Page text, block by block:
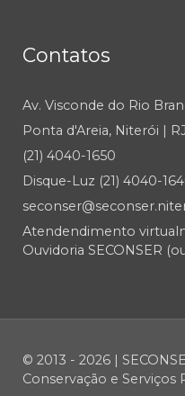
Contatos
Av. Visconde do Rio
Ponta d'Areia, Niterói | RJ
(21) 4040-1650
Disque-Luz (21) 4040-
Atendendimento
Ouvidoria SECONSER
© 2013 - 2026 |
Conservação e Serviços